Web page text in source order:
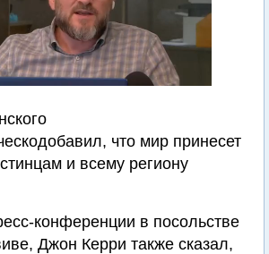
что мир принесет
и всему региону
конференции в посольстве
Джон Керри также сказал,